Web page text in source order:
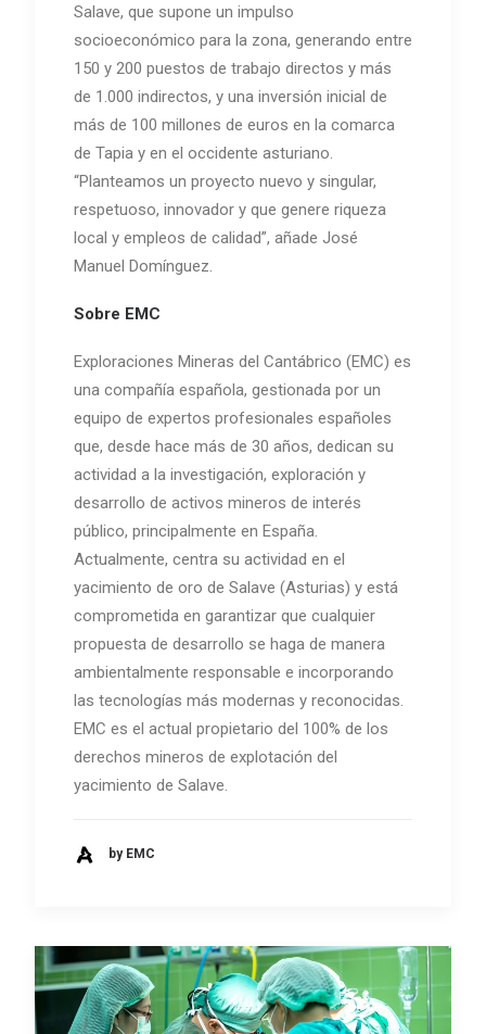
Salave, que supone un impulso
socioeconómico para la zona, generando entre
150 y 200 puestos de trabajo directos y más
de 1.000 indirectos, y una inversión inicial de
más de 100 millones de euros en la comarca
de Tapia y en el occidente asturiano.
“Planteamos un proyecto nuevo y singular,
respetuoso, innovador y que genere riqueza
local y empleos de calidad”, añade José
Manuel Domínguez.
Sobre EMC
Exploraciones Mineras del Cantábrico (EMC) es
una compañía española, gestionada por un
equipo de expertos profesionales españoles
que, desde hace más de 30 años, dedican su
actividad a la investigación, exploración y
desarrollo de activos mineros de interés
público, principalmente en España.
Actualmente, centra su actividad en el
yacimiento de oro de Salave (Asturias) y está
comprometida en garantizar que cualquier
propuesta de desarrollo se haga de manera
ambientalmente responsable e incorporando
las tecnologías más modernas y reconocidas.
EMC es el actual propietario del 100% de los
derechos mineros de explotación del
yacimiento de Salave.
by EMC